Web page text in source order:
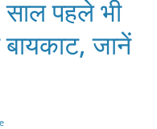
पहले भी
बायकाट, जानें